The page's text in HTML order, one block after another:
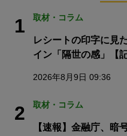
1 取材・コラム
レシートの印字に見
イン「隔世の感」【
2026年8月9日 09:36
2 取材・コラム
【速報】金融庁、暗